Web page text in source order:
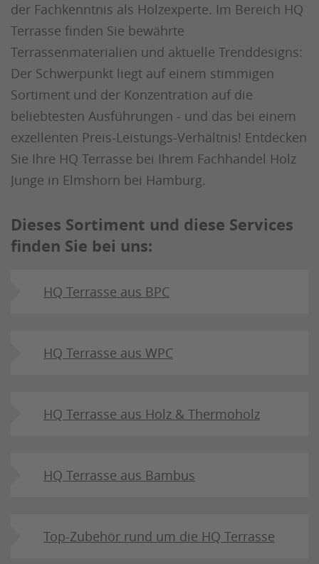
der Fachkenntnis als Holzexperte. Im Bereich HQ
Terrasse finden Sie bewährte
Terrassenmaterialien und aktuelle Trenddesigns:
Der Schwerpunkt liegt auf einem stimmigen
Sortiment und der Konzentration auf die
beliebtesten Ausführungen - und das bei einem
exzellenten Preis-Leistungs-Verhältnis! Entdecken
Sie Ihre HQ Terrasse bei Ihrem Fachhandel Holz
Junge in Elmshorn bei Hamburg.
Dieses Sortiment und diese Services
finden Sie bei uns:
HQ Terrasse aus BPC
HQ Terrasse aus WPC
HQ Terrasse aus Holz & Thermoholz
HQ Terrasse aus Bambus
Top-Zubehör rund um die HQ Terrasse